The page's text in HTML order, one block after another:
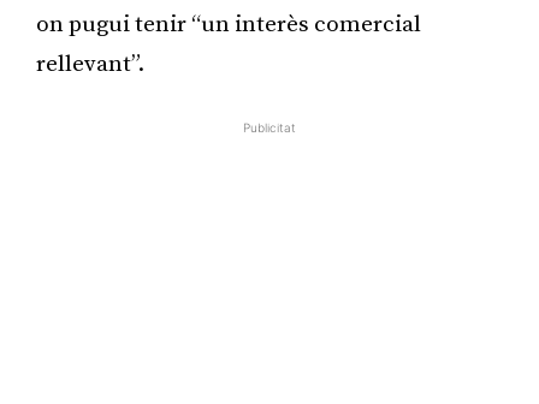
on pugui tenir “un interès comercial
rellevant”.
Publicitat